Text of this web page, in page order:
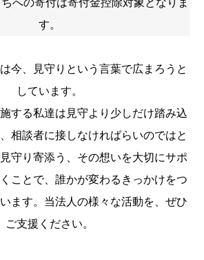
への寄付は寄付金控除対象となりま
す。
今、見守りという言葉で広まろうと
しています。
する私達は見守より少しだけ踏み込
相談者に接しなければらいのではと
守り寄添う、その想いを大切にサポ
ことで、誰かが変わるきっかけをつ
ます。当法人の様々な活動を、ぜひ
ご支援ください。